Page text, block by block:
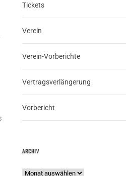
Tickets
Verein
Verein-Vorberichte
Vertragsverlängerung
Vorbericht
ARCHIV